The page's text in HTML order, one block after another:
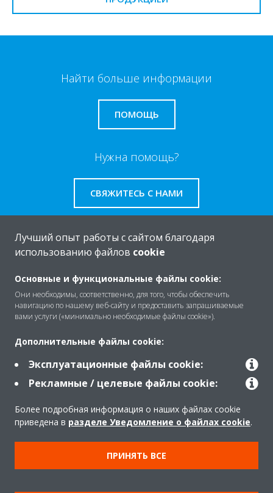
Найти больше информации
ПОМОЩЬ
Нужна помощь?
СВЯЖИТЕСЬ С НАМИ
Решения
Помощь
Продукты
Copyright © Daikin
Правила
Использование cookie
Конфиденциальность данных
Корпоративная этика
Лучший опыт работы с сайтом благодаря
использованию файлов cookie
Основные и функциональные файлы cookie:
Они необходимы, соответственно, для того, чтобы обеспечить
навигацию по нашему веб-сайту и предоставить запрашиваемые
вами услуги («минимально необходимые файлы cookie»).
Дополнительные файлы cookie:
Эксплуатационные файлы cookie:
Рекламные / целевые файлы cookie:
Более подробная информация о наших файлах cookie
приведена в разделе Уведомление о файлах cookie.
ПРИНЯТЬ ВСЕ